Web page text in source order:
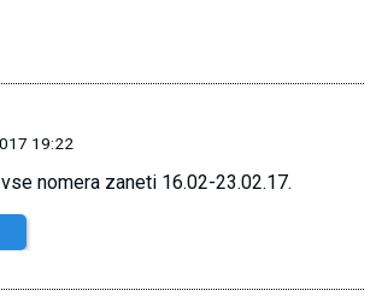
19:22
nomera zaneti 16.02-23.02.17.